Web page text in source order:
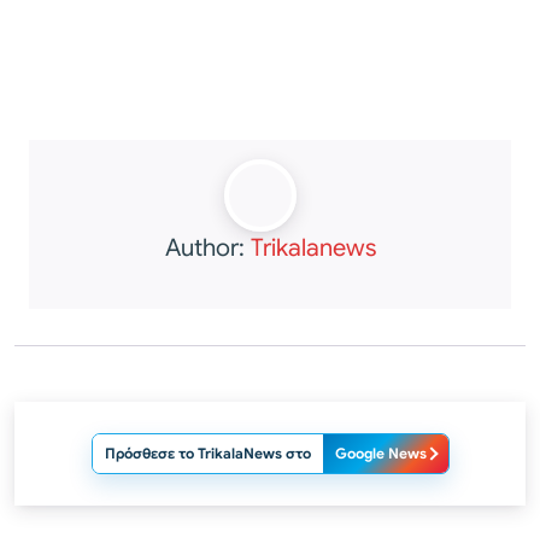
Author: Trikalanews
Πρόσθεσε το TrikalaNews στο Google News